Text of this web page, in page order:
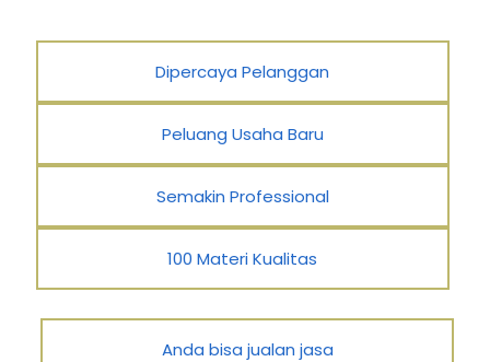
Dipercaya Pelanggan
Peluang Usaha Baru
Semakin Professional
100 Materi Kualitas
Anda bisa jualan jasa